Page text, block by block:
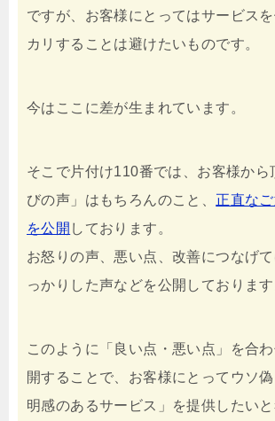
ですが、お客様にとってはサービス
カリすることは避けたいものです。
今はここに差が生まれています。
そこで片付け110番では、お客様から
びの声」はもちろんのこと、 正直な
を公開 しております。
お怒りの声、悪い点、改善につなげ
っかりした声などを公開しております
このように「良い点・悪い点」を合
開することで、お客様にとってウソ
明感のあるサービス」を提供したい